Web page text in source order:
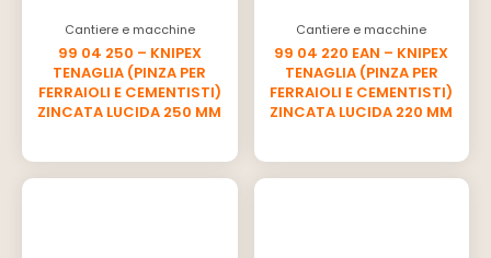
Cantiere e macchine
99 04 250 – KNIPEX
TENAGLIA (PINZA PER
FERRAIOLI E CEMENTISTI)
ZINCATA LUCIDA 250 MM
Cantiere e macchine
99 04 220 EAN – KNIPEX
TENAGLIA (PINZA PER
FERRAIOLI E CEMENTISTI)
ZINCATA LUCIDA 220 MM